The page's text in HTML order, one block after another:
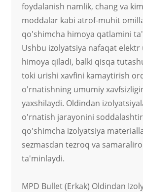
foydalanish namlik, chang va
moddalar kabi atrof-muhit
qo'shimcha himoya qatlamini
Ushbu izolyatsiya nafaqat elektr
himoya qiladi, balki qisqa
toki urishi xavfini kamaytirish
o'rnatishning umumiy
yaxshilaydi. Oldindan
o'rnatish jarayonini
qo'shimcha izolyatsiya
sezmasdan tezroq va
ta'minlaydi.
MPD Bullet (Erkak) Oldindan